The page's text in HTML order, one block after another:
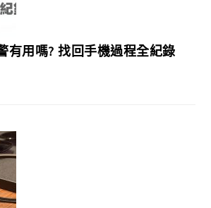
有用嗎? 找回手機過程全紀錄